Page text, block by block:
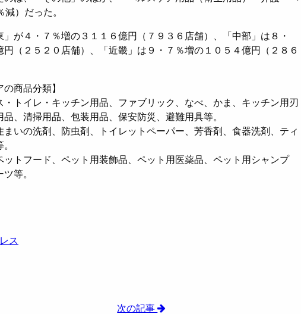
）だった。
が４・７％増の３１１６億円（７９３６店舗）、「中部」は８・
円（２５２０店舗）、「近畿」は９・７％増の１０５４億円（２８６
商品分類】
トイレ・キッチン用品、ファブリック、なべ、かま、キッチン用刃
、清掃用品、包装用品、保安防災、避難用具等。
いの洗剤、防虫剤、トイレットペーパー、芳香剤、食器洗剤、ティ
トフード、ペット用装飾品、ペット用医薬品、ペット用シャンプ
等。
ス
次の記事